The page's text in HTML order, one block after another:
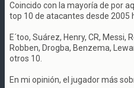
Coincido con la mayoría de por
top 10 de atacantes desde 2005
E´too, Suárez, Henry, CR,
Robben, Drogba, Benzema,
otros 10.
En mi opinión, el jugador más